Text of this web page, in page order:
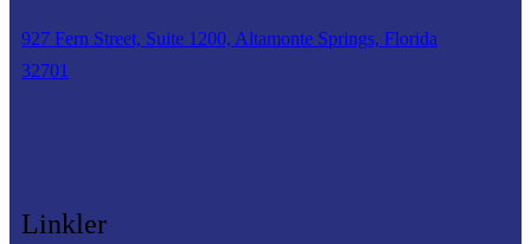
927 Fern Street, Suite 1200, Altamonte Springs, Florida
32701
Linkler